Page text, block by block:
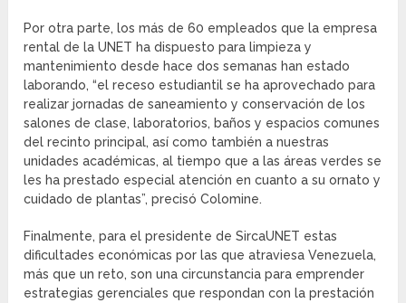
Por otra parte, los más de 60 empleados que la empresa
rental de la UNET ha dispuesto para limpieza y
mantenimiento desde hace dos semanas han estado
laborando, “el receso estudiantil se ha aprovechado para
realizar jornadas de saneamiento y conservación de los
salones de clase, laboratorios, baños y espacios comunes
del recinto principal, así como también a nuestras
unidades académicas, al tiempo que a las áreas verdes se
les ha prestado especial atención en cuanto a su ornato y
cuidado de plantas”, precisó Colomine.
Finalmente, para el presidente de SircaUNET estas
dificultades económicas por las que atraviesa Venezuela,
más que un reto, son una circunstancia para emprender
estrategias gerenciales que respondan con la prestación